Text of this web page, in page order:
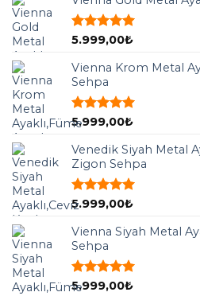
5 üzerinden
aldı
5.999,00₺
Vienna Krom Metal
Sehpa
5 üzerinden
aldı
5.999,00₺
Venedik Siyah Metal
Zigon Sehpa
5 üzerinden
aldı
5.999,00₺
Vienna Siyah Metal
Sehpa
5 üzerinden
5.999,00₺